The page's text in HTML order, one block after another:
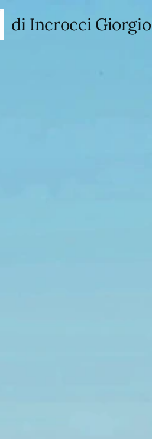
di Incrocci Giorgio